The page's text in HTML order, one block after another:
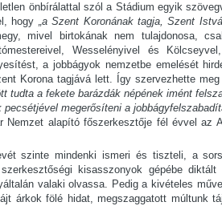
önbírálattal szól a Stádium egyik
hogy „a Szent Koronának tagja, Szent
mivel birtokának nem tulajdonosa,
Wesselényivel és
a jobbágyok nemzetbe emelését
Korona tagjává lett. Így szervezhette
tudta a fekete barázdák népének imént
megerősíteni a
Nemzet alapító főszerkesztője fél évvel az
szinte mindenki ismeri és tiszteli, a
kisasszonyok gépébe
valaki olvassa. Pedig a kivételes
árkok fölé hidat, megszaggatott múltunk